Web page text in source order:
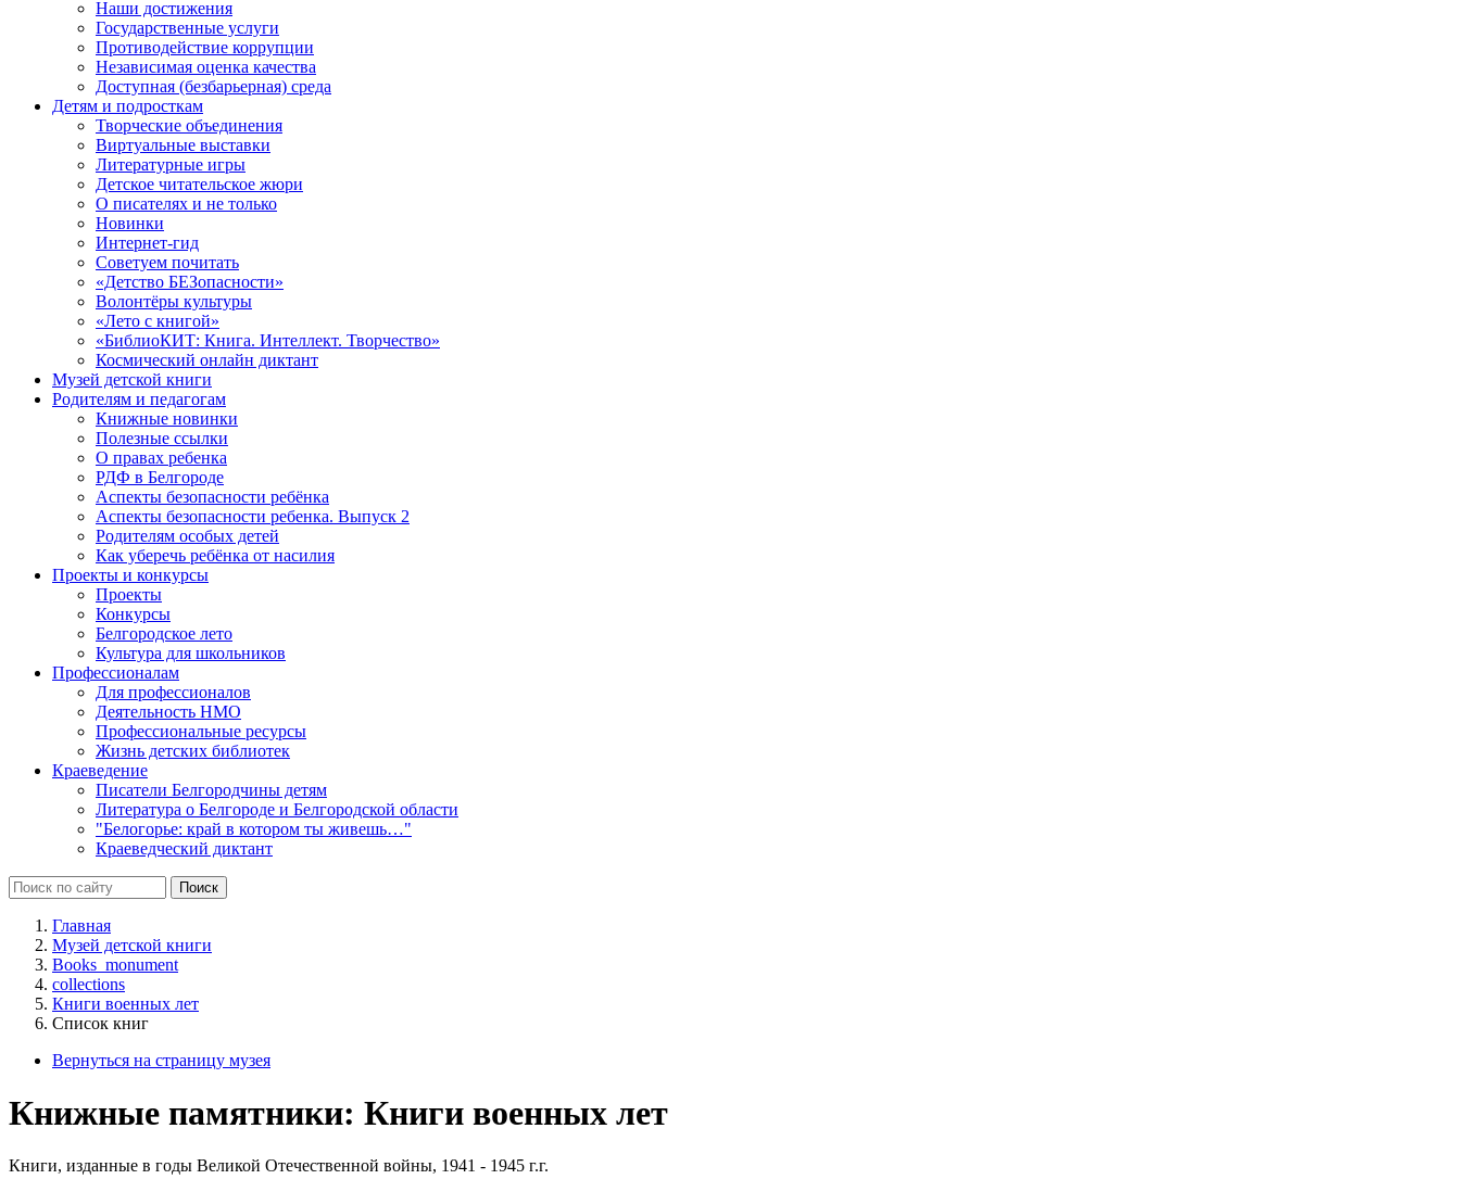
Наши достижения
Государственные услуги
Противодействие коррупции
Независимая оценка качества
Доступная (безбарьерная) среда
Детям и подросткам
Творческие объединения
Виртуальные выставки
Литературные игры
Детское читательское жюри
О писателях и не только
Новинки
Интернет-гид
Советуем почитать
«Детство БЕЗопасности»
Волонтёры культуры
«Лето с книгой»
«БиблиоКИТ: Книга. Интеллект. Творчество»
Космический онлайн диктант
Музей детской книги
Родителям и педагогам
Книжные новинки
Полезные ссылки
О правах ребенка
РДФ в Белгороде
Аспекты безопасности ребёнка
Аспекты безопасности ребенка. Выпуск 2
Родителям особых детей
Как уберечь ребёнка от насилия
Проекты и конкурсы
Проекты
Конкурсы
Белгородское лето
Культура для школьников
Профессионалам
Для профессионалов
Деятельность НМО
Профессиональные ресурсы
Жизнь детских библиотек
Краеведение
Писатели Белгородчины детям
Литература о Белгороде и Белгородской области
"Белогорье: край в котором ты живешь…"
Краеведческий диктант
Главная
Музей детской книги
Books_monument
collections
Книги военных лет
Список книг
Вернуться на страницу музея
Книжные памятники: Книги военных лет
Книги, изданные в годы Великой Отечественной войны, 1941 - 1945 г.г.